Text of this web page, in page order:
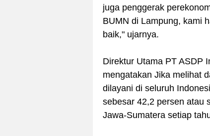
juga penggerak
BUMN di Lampung, kami
baik," ujarnya.
Direktur Utama PT ASDP
mengatakan Jika melihat
dilayani di seluruh
sebesar 42,2 persen atau
Jawa-Sumatera setiap